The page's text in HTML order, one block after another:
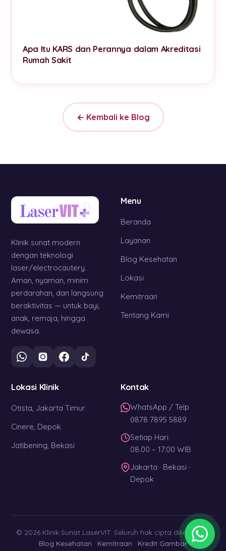
Apa Itu KARS dan Perannya dalam Akreditasi
Rumah Sakit
← Kembali ke Blog
Klinik sunat modern
dengan teknologi
laser/electrocautery.
Aman, nyaman, minim
perdarahan, dan langsung
beraktivitas — untuk bayi,
anak, remaja, hingga
dewasa.
Menu
Beranda
Layanan
Blog Kesehatan
Lokasi
Kemitraan
Tentang Kami
Lokasi Klinik
Otista, Jakarta Timur
Cinere, Depok
Jatibening, Bekasi
Kontak
WhatsApp / Telp
0878 7895 5889
Setiap Hari
08.00 – 17.00 WIB
Jakarta · Bekasi ·
Depok
© 2026 Klinik Sunat LaserVIT. Seluruh hak cipta dilindungi. ·
Blog Kesehatan · Kemitraan · Kredit Gambar